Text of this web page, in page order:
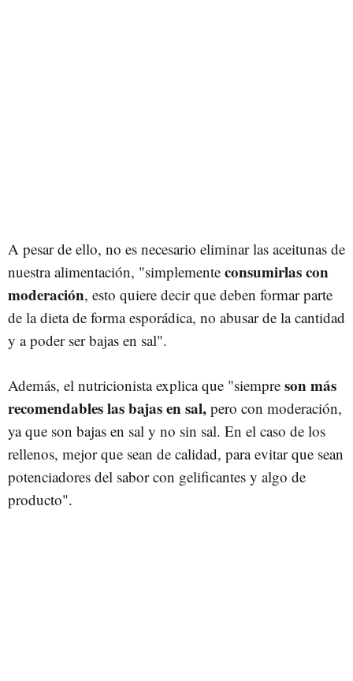
A pesar de ello, no es necesario eliminar las aceitunas de
nuestra alimentación, "simplemente consumirlas con
moderación, esto quiere decir que deben formar parte
de la dieta de forma esporádica, no abusar de la cantidad
y a poder ser bajas en sal".
Además, el nutricionista explica que "siempre son más
recomendables las bajas en sal, pero con moderación,
ya que son bajas en sal y no sin sal. En el caso de los
rellenos, mejor que sean de calidad, para evitar que sean
potenciadores del sabor con gelificantes y algo de
producto".